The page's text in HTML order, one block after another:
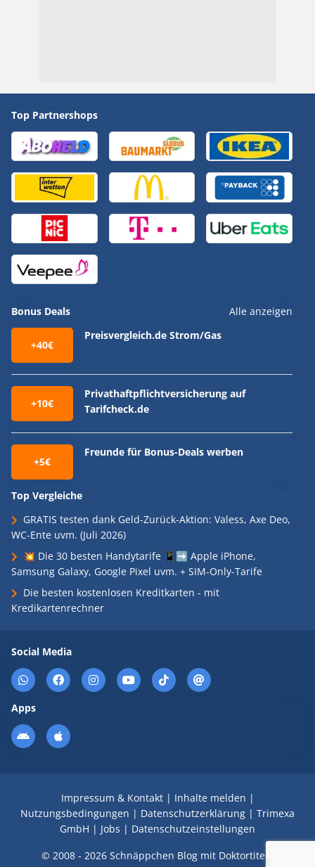
Top Partnershops
Bonus Deals Alle anzeigen
+40€
Preisvergleich.de Strom/Gas
+10€
Privathaftpflichtversicherung auf
Tarifcheck.de
+5€
Freunde für Bonus-Deals werben
Top Vergleiche
GRATIS testen dank Geld-Zurück-Aktion: Valess, Axe Deo,
WC-Ente uvm. (Juli 2026)
💥 Die 30 besten Handytarife 📱➡️ Apple iPhone,
Samsung Galaxy, Google Pixel uvm. + SIM-Only-Tarife
Die besten kostenlosen Kreditkarten - mit
Kredikartenrechner
Social Media
Apps
Impressum & Kontakt| Inhalte melden |
Nutzungsbedingungen | Datenschutzerklärung | Trimexa
GmbH | Jobs | Datenschutzeinstellungen
© 2008 - 2026 Schnäppchen Blog mit Doktortitel -